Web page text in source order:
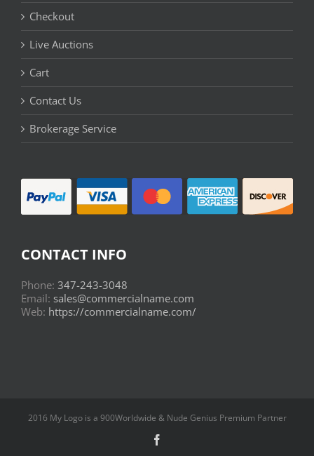
Checkout
Live Auctions
Cart
Contact Us
Brokerage Service
CONTACT INFO
Phone: 347-243-3048
Email: sales@commercialname.com
Web: https://commercialname.com/
2016 My Logo is a 900Worldwide & Nude Genius Premium Partner